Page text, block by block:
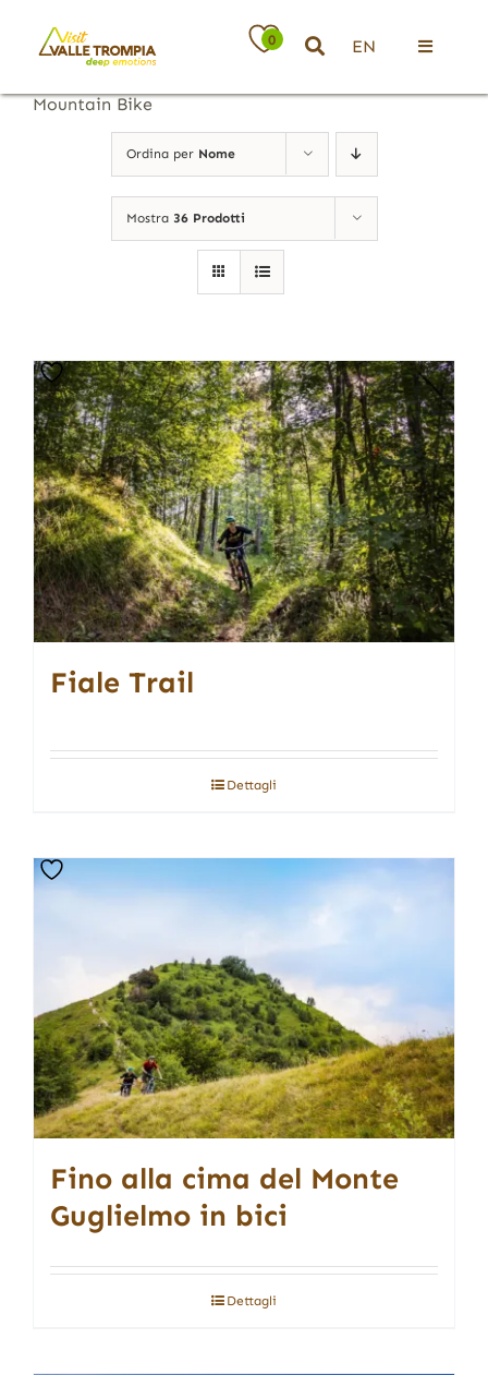
contenuto
0 EN
Toggle
Eventi
Mountain Bike
Ordina per Nome
Mostra 36 Prodotti
Fiale Trail
Dettagli
Fino alla cima del Monte
Guglielmo in bici
Dettagli